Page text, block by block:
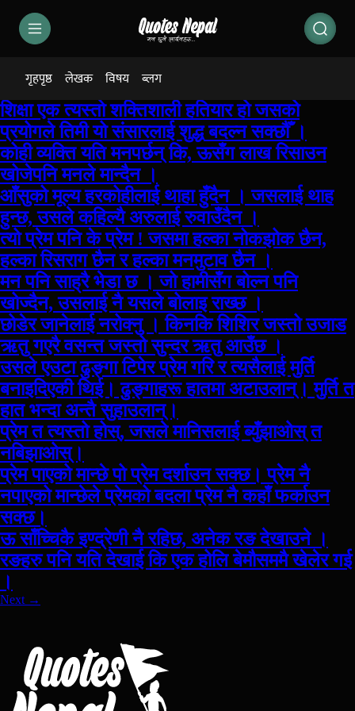
गृहपृष्ठ लेखक विषय ब्लग
शिक्षा एक त्यस्तो शक्तिशाली हतियार हो जसको
प्रयोगले तिमी यो संसारलाई शुद्ध बदल्न सक्छौँ ।
कोही व्यक्ति यति मनपर्छन् कि, ऊसँग लाख रिसाउन
खोजेपनि मनले मान्दैन ।
आँसुको मूल्य हरकोहीलाई थाहा हुँदैन । जसलाई थाह
हुन्छ, उसले कहिल्यै अरुलाई रुवाउँदैन ।
त्यो प्रेम पनि के प्रेम ! जसमा हल्का नोकझोक छैन,
हल्का रिसराग छैन र हल्का मनमुटाव छैन ।
मन पनि साह्रै भेडा छ । जो हामीसँग बोल्न पनि
खोज्दैन, उसलाई नै यसले बोलाइ राख्छ ।
छोडेर जानेलाई नरोक्नु । किनकि शिशिर जस्तो उजाड
ऋतु गएरै वसन्त जस्तो सुन्दर ऋतु आउँछ ।
उसले एउटा ढुङ्गा टिपेर प्रेम गरि र त्यसैलाई मुर्ति
बनाइदिएकी थिई। ढुङ्गाहरू हातमा अटाउलान्। मुर्ति त
हात भन्दा अन्तै सुहाउलान्।
प्रेम त त्यस्तो होस्, जसले मानिसलाई ब्युँझाओस् त
नबिझाओस्।
प्रेम पाएको मान्छे पो प्रेम दर्शाउन सक्छ। प्रेम नै
नपाएको मान्छेले प्रेमको बदला प्रेम नै कहाँ फर्काउन
सक्छ।
ऊ साँच्चिकै इण्द्रेणी नै रहिछ, अनेक रङ देखाउने ।
रङहरु पनि यति देखाई कि एक होलि बेमौसममै खेलेर गई
।
Next →